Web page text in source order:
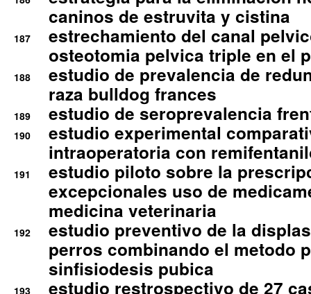
caninos de estruvita y cistina
187
estrechamiento del canal
osteotomia pelvica triple en el
188
estudio de prevalencia de
raza bulldog frances
189 estudio de seroprevalencia
190
estudio experimental
intraoperatoria con
191
estudio piloto sobre la
excepcionales uso de
medicina veterinaria
192
estudio preventivo de la
perros combinando el metodo
sinfisiodesis pubica
193
estudio restrospectivo de 27